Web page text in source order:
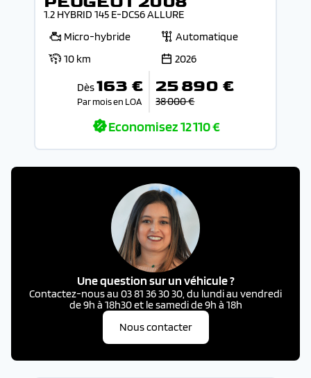
1.2 HYBRID 145 E-DCS6 ALLURE
Micro-hybride
Automatique
10 km
2026
Dès163 €
Par mois en LOA
25 890 €
38 000 €
Economisez12 110 €
Une question sur un véhicule ?
Contactez-nous au 03 81 36 30 30, du lundi au vendredi
de 9h à 18h30 et le samedi de 9h à 18h
Nous contacter